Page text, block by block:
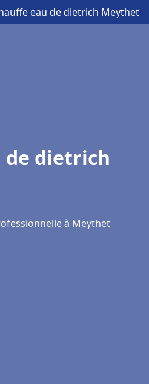
eau de dietrich Meythet
de dietrich
à Meythet